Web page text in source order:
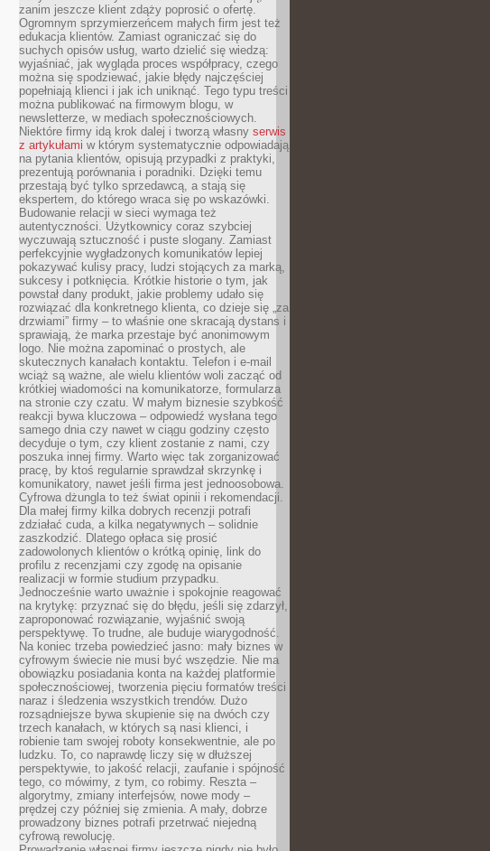
zanim jeszcze klient zdąży poprosić o ofertę.
Ogromnym sprzymierzeńcem małych firm jest też
edukacja klientów. Zamiast ograniczać się do
suchych opisów usług, warto dzielić się wiedzą:
wyjaśniać, jak wygląda proces współpracy, czego
można się spodziewać, jakie błędy najczęściej
popełniają klienci i jak ich uniknąć. Tego typu treści
można publikować na firmowym blogu, w
newsletterze, w mediach społecznościowych.
Niektóre firmy idą krok dalej i tworzą własny serwis
z artykułami w którym systematycznie odpowiadają
na pytania klientów, opisują przypadki z praktyki,
prezentują porównania i poradniki. Dzięki temu
przestają być tylko sprzedawcą, a stają się
ekspertem, do którego wraca się po wskazówki.
Budowanie relacji w sieci wymaga też
autentyczności. Użytkownicy coraz szybciej
wyczuwają sztuczność i puste slogany. Zamiast
perfekcyjnie wygładzonych komunikatów lepiej
pokazywać kulisy pracy, ludzi stojących za marką,
sukcesy i potknięcia. Krótkie historie o tym, jak
powstał dany produkt, jakie problemy udało się
rozwiązać dla konkretnego klienta, co dzieje się „za
drzwiami” firmy – to właśnie one skracają dystans i
sprawiają, że marka przestaje być anonimowym
logo. Nie można zapominać o prostych, ale
skutecznych kanałach kontaktu. Telefon i e-mail
wciąż są ważne, ale wielu klientów woli zacząć od
krótkiej wiadomości na komunikatorze, formularza
na stronie czy czatu. W małym biznesie szybkość
reakcji bywa kluczowa – odpowiedź wysłana tego
samego dnia czy nawet w ciągu godziny często
decyduje o tym, czy klient zostanie z nami, czy
poszuka innej firmy. Warto więc tak zorganizować
pracę, by ktoś regularnie sprawdzał skrzynkę i
komunikatory, nawet jeśli firma jest jednoosobowa.
Cyfrowa dżungla to też świat opinii i rekomendacji.
Dla małej firmy kilka dobrych recenzji potrafi
zdziałać cuda, a kilka negatywnych – solidnie
zaszkodzić. Dlatego opłaca się prosić
zadowolonych klientów o krótką opinię, link do
profilu z recenzjami czy zgodę na opisanie
realizacji w formie studium przypadku.
Jednocześnie warto uważnie i spokojnie reagować
na krytykę: przyznać się do błędu, jeśli się zdarzył,
zaproponować rozwiązanie, wyjaśnić swoją
perspektywę. To trudne, ale buduje wiarygodność.
Na koniec trzeba powiedzieć jasno: mały biznes w
cyfrowym świecie nie musi być wszędzie. Nie ma
obowiązku posiadania konta na każdej platformie
społecznościowej, tworzenia pięciu formatów treści
naraz i śledzenia wszystkich trendów. Dużo
rozsądniejsze bywa skupienie się na dwóch czy
trzech kanałach, w których są nasi klienci, i
robienie tam swojej roboty konsekwentnie, ale po
ludzku. To, co naprawdę liczy się w dłuższej
perspektywie, to jakość relacji, zaufanie i spójność
tego, co mówimy, z tym, co robimy. Reszta –
algorytmy, zmiany interfejsów, nowe mody –
prędzej czy później się zmienia. A mały, dobrze
prowadzony biznes potrafi przetrwać niejedną
cyfrową rewolucję.